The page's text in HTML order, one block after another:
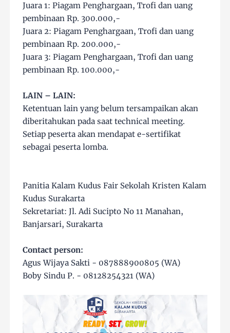
Juara 1: Piagam Penghargaan, Trofi dan uang
pembinaan Rp. 300.000,-
Juara 2: Piagam Penghargaan, Trofi dan uang
pembinaan Rp. 200.000,-
Juara 3: Piagam Penghargaan, Trofi dan uang
pembinaan Rp. 100.000,-
LAIN – LAIN:
Ketentuan lain yang belum tersampaikan akan
diberitahukan pada saat technical meeting.
Setiap peserta akan mendapat e-sertifikat
sebagai peserta lomba.
Panitia Kalam Kudus Fair Sekolah Kristen Kalam
Kudus Surakarta
Sekretariat: Jl. Adi Sucipto No 11 Manahan,
Banjarsari, Surakarta
Contact person:
Agus Wijaya Sakti - 087888900805 (WA)
Boby Sindu P. - 08128254321 (WA)